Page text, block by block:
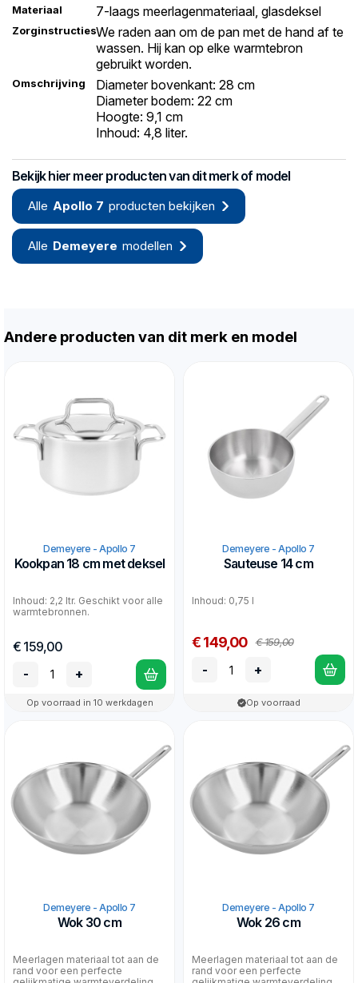
Materiaal 7-laags meerlagenmateriaal, glasdeksel
ZorginstructiesWe raden aan om de pan met de hand af te
wassen. Hij kan op elke warmtebron
gebruikt worden.
Omschrijving
Diameter bovenkant: 28 cm
Diameter bodem: 22 cm
Hoogte: 9,1 cm
Inhoud: 4,8 liter.
Bekijk hier meer producten van dit merk of model
Alle Apollo 7 producten bekijken
Alle Demeyere modellen
Andere producten van dit merk en model
Demeyere - Apollo 7
Kookpan 18 cm met deksel
Inhoud: 2,2 ltr. Geschikt voor alle
warmtebronnen.
€ 159,00
-
+
Op voorraad in 10 werkdagen
Demeyere - Apollo 7
Sauteuse 14 cm
Inhoud: 0,75 l
€ 149,00 € 159,00
- +
Op voorraad
Demeyere - Apollo 7
Wok 30 cm
Meerlagen materiaal tot aan de
rand voor een perfecte
Demeyere - Apollo 7
Wok 26 cm
Meerlagen materiaal tot aan de
rand voor een perfecte